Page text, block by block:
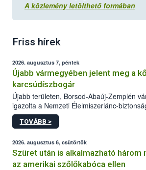
A közlemény letölthető formában
Friss hírek
2026. augusztus 7, péntek
Újabb vármegyében jelent meg a
karcsúdíszbogár
Újabb területen, Borsod-Abaúj-Zemplén
igazolta a Nemzeti Élelmiszerlánc-
kőrisrontó karcsúdíszbogár (Agrilus
kártevőt nem csak színcsapdában találták
az intenzív felderítést, emellett az
hatósággal is összehangolják a terjedés
TOVÁBB >
2026. augusztus 6, csütörtök
Szüret után is alkalmazható három
az amerikai szőlőkabóca ellen